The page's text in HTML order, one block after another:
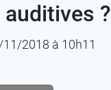
?
2018 à 10h11